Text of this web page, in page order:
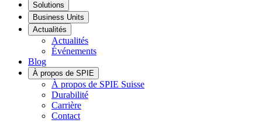
Solutions
Business Units
Actualités
Actualités
Événements
Blog
À propos de SPIE
À propos de SPIE Suisse
Durabilité
Carrière
Contact